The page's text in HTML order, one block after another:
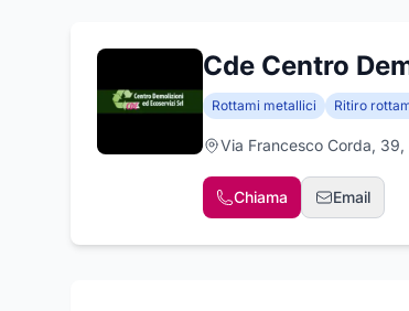
Cde Centro
Rottami metallici Ritiro
Via Francesco Corda,
Chiama Email